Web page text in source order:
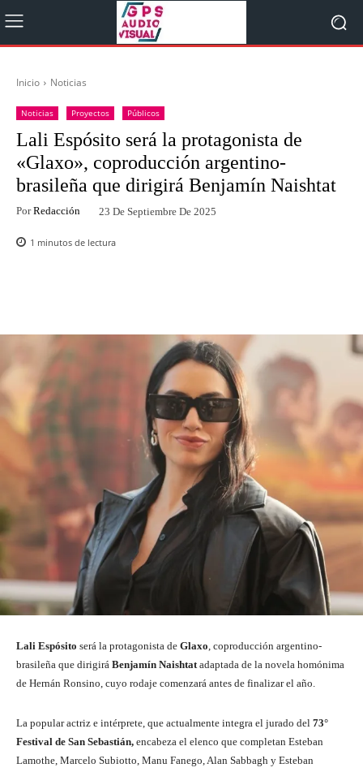
Inicio Noticias
Noticias Proyectos Públicos
Lali Espósito será la protagonista de
«Glaxo», coproducción argentino-
brasileña que dirigirá Benjamín Naishtat
Por Redacción 23 De Septiembre De 2025
1 minutos de lectura
Lali Espósito será la protagonista de Glaxo, coproducción argentino-
brasileña que dirigirá Benjamín Naishtatadaptada de la novela homónima
de Hernán Ronsino, cuyo rodaje comenzará antes de finalizar el año.
La popular actriz e intérprete, que actualmente integra el jurado del 73°
Festival de San Sebastián, encabeza el elenco que completan Esteban
Lamothe, Marcelo Subiotto, Manu Fanego, Alan Sabbagh y Esteban